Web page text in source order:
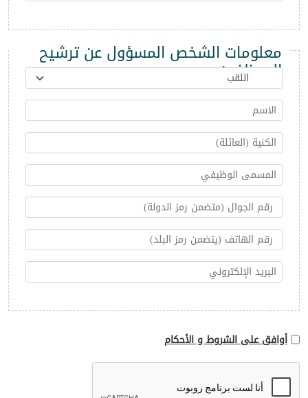
معلومات الشخص المسؤول عن ترشيح
الموظفين
أوافق على الشروط و الأحكام